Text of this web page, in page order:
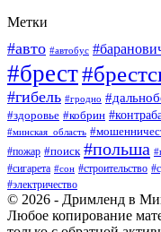
Метки
#авто #автобус
#брест
#гибель #гродно
#здоровье #кобрин
#минская_область
#пожар #поиск #польша
#сигарета #сон #строительство
#электричество
© 2026 - Дримленд в
Любое копирование